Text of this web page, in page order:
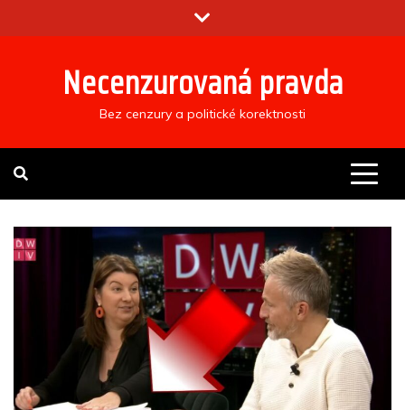
to
Necenzurovaná pravda
Bez cenzury a politické korektnosti